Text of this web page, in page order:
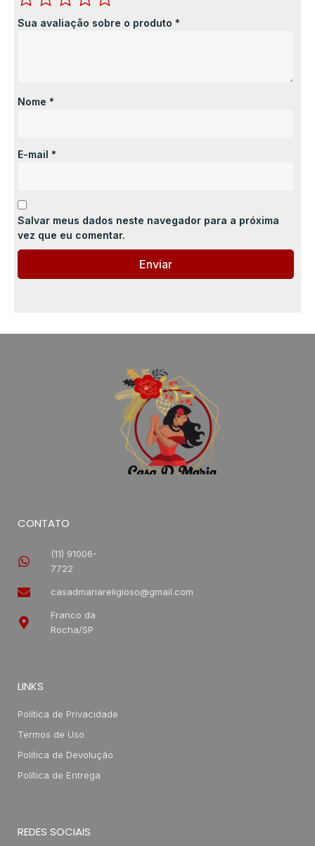
Sua avaliação sobre o produto *
Nome *
E-mail *
Salvar meus dados neste navegador para a próxima
vez que eu comentar.
CONTATO
(11) 91006-
7722
casadmariareligioso@gmail.com
Franco da
Rocha/SP
LINKS
Política de Privacidade
Termos de Uso
Política de Devolução
Política de Entrega
REDES SOCIAIS